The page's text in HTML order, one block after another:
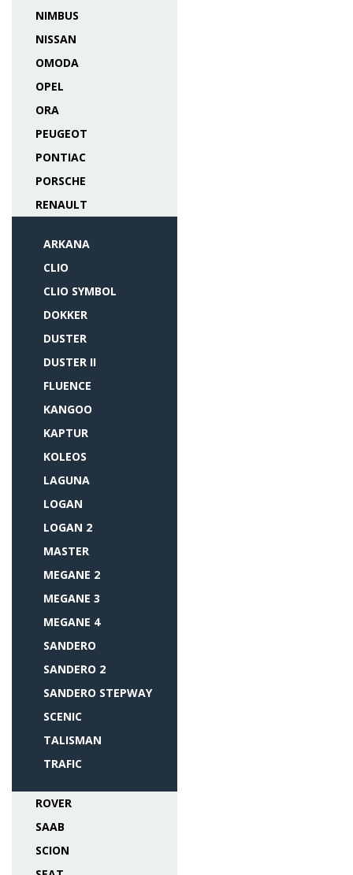
NIMBUS
NISSAN
OMODA
OPEL
ORA
PEUGEOT
PONTIAC
PORSCHE
RENAULT
ARKANA
CLIO
CLIO SYMBOL
DOKKER
DUSTER
DUSTER II
FLUENCE
KANGOO
KAPTUR
KOLEOS
LAGUNA
LOGAN
LOGAN 2
MASTER
MEGANE 2
MEGANE 3
MEGANE 4
SANDERO
SANDERO 2
SANDERO STEPWAY
SCENIC
TALISMAN
TRAFIC
ROVER
SAAB
SCION